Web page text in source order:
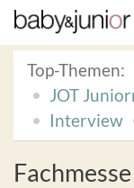
Top-Themen:
JOT
Interview
Fachmesse